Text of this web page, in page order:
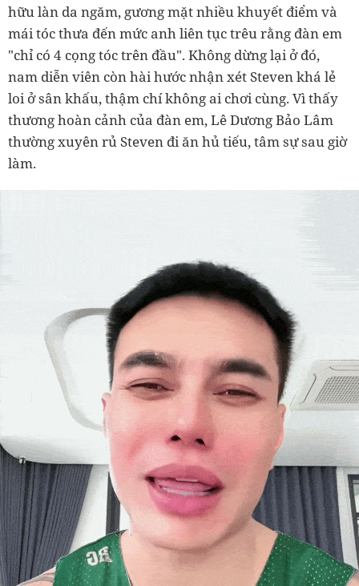
hữu làn da ngăm, gương mặt nhiều khuyết điểm và
mái tóc thưa đến mức anh liên tục trêu rằng đàn em
"chỉ có 4 cọng tóc trên đầu". Không dừng lại ở đó,
nam diễn viên còn hài hước nhận xét Steven khá lẻ
loi ở sân khấu, thậm chí không ai chơi cùng. Vì thấy
thương hoàn cảnh của đàn em, Lê Dương Bảo Lâm
thường xuyên rủ Steven đi ăn hủ tiếu, tâm sự sau giờ
làm.